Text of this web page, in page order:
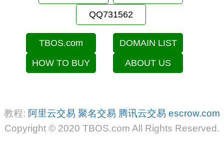
QQ731562
TBOS.com
DOMAIN LIST
HOW TO BUY
ABOUT US
教程: 阿里云交易 聚名交易 腾讯云交易 escrow.com
Copyright © 2020 TBOS.com All Rights Reserved.